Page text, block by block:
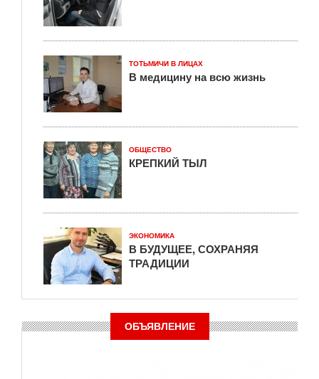
ТОТЬМИЧИ В ЛИЦАХ
В медицину на всю жизнь
ОБЩЕСТВО
КРЕПКИЙ ТЫЛ
ЭКОНОМИКА
В БУДУЩЕЕ, СОХРАНЯЯ
ТРАДИЦИИ
ОБЪЯВЛЕНИЕ